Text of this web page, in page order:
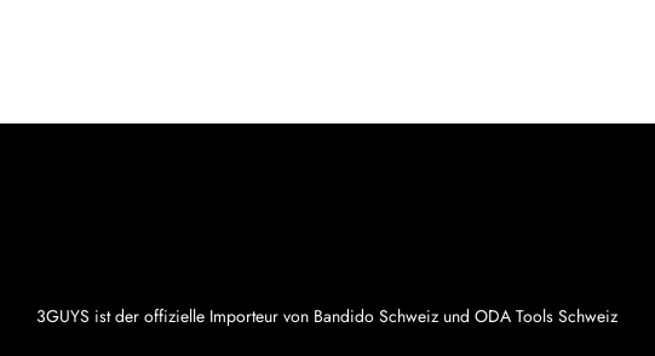
3GUYS ist der offizielle Importeur von Bandido Schweiz und ODA Tools Schweiz